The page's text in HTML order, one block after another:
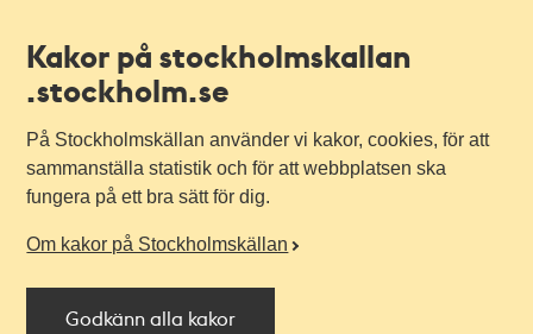
Kakor på stockholmskallan
.stockholm.se
På Stockholmskällan använder vi kakor, cookies, för att
sammanställa statistik och för att webbplatsen ska
fungera på ett bra sätt för dig.
Om kakor på Stockholmskällan
Godkänn alla kakor